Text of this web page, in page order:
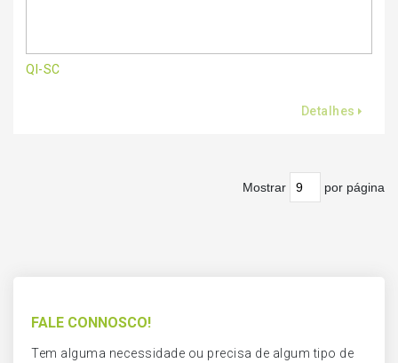
QI-SC
Detalhes
Mostrar por página
FALE CONNOSCO!
Tem alguma necessidade ou precisa de algum tipo de